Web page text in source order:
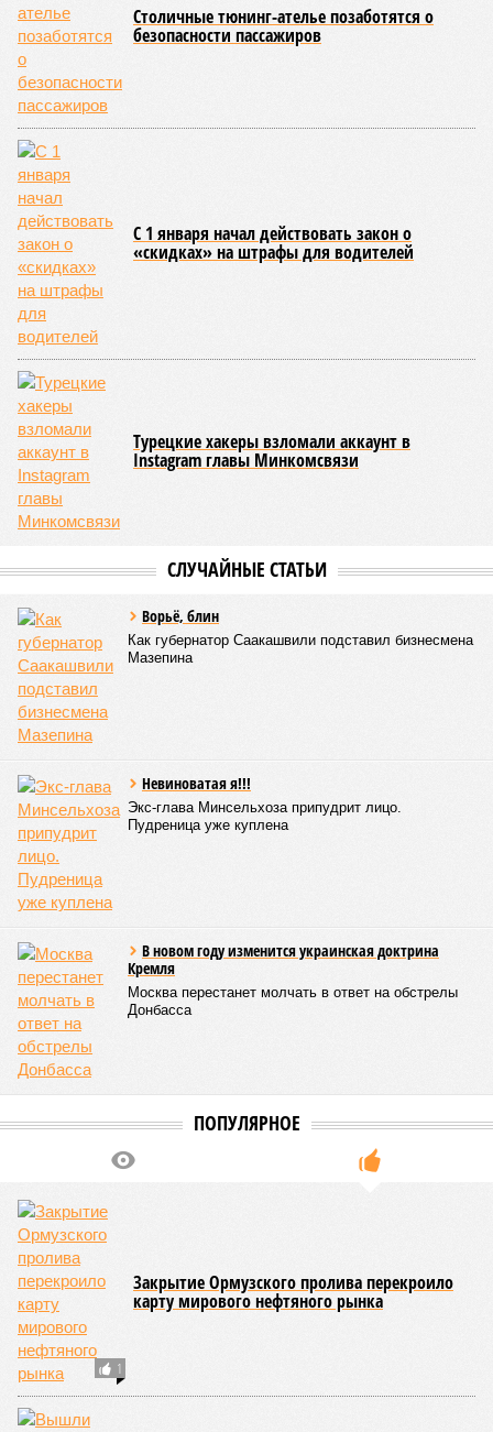
осталось менее полугода.
Если в «Сказочном лесу» техзаказчик публично
отчитывался о поэтапной готовности – 90%, затем 97%, с
конкретными инженерными работами (усиление
монолитных конструкций, устранение проектных ошибок) –
то по «Станции Л» подобной публичной отчётности
дольщики не видят. Ни Capital Group, ни кураторы
строительства не подтверждают ни соблюдения графика
строительства, ни объёма фактически выполненных работ.
Напрашивается закономерный вопрос: если
декларируемая «Capital Group модель (достраивать
проблемные объекты SSD») сработала на
Лосиноостровской, почему она не масштабируется на
Люблино? И означает ли отсутствие техники на площадке,
что в реальности подрядчик по «Станции Л» ещё даже не
определён?
2025–2026 годах, похоже, не изменили ситуацию.
последние месяцы в личном общении нам перестали
называть даже ориентировочные сроки», – рассказывают
расстроенные дольщики.
достраиванию объекта распределена. Seven Suns
несостоятельной ещё в 2024 году, бенефициар компании
находится под следствием по ст. 200.3 УК РФ. Достройку
проблемных объектов группы – «Станции Л», «Сказочного
леса» и «В стремлении к свету», согласно информации на
сайтах Capital Group, осенью 2024 г. взяла на себя. Два из
трёх объектов уже сданы или близки к сдаче. Третий –
«Станция Л», крупнейший по числу пострадавших
остаётся стройплощадкой без стройки. Возникает вопрос:
распространяется ли договорённость 2024 года на
«Станцию Л» в полном объёме или приоритет отдан
объектам мешей сложности и меньшего масштаба?
Если да, то на каком основании декларируются конкретные
даты сдачи жилого комплекса (декабрь 2026 – март 2028),
если фаза активных строительных работ, если судить по
отсутствию техники на площадке, ещё не началась? При
этом на бумаге даты ввода ЖК в строй продолжают
фигурировать
Для почти четырёх тысяч будущих собственников квартир
время давно измеряется не календарём, а очередными
продолжают указывать даты сдачи, главным индикатором
остается сама стройка. Если на ней по-прежнему не видно
признаков масштабных работ, то неизбежно возникает
вопрос: не превращаются ли сроки ввода в декларацию,
которая все больше расходится с реальным положением
дел? Именно на этот вопрос сегодня больше всего ждут
ответа дольщики ЖК «Станция Л».